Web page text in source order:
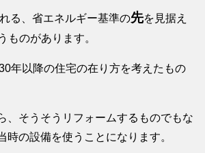
る、省エネルギー基準の先を見据え
ものがあります。
年以降の住宅の在り方を考えたもの
、そうそうリフォームするものでもな
時の設備を使うことになります。